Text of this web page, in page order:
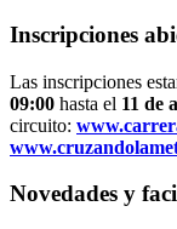
Inscripciones
Las inscripciones
09:00 hasta el 11 de
circuito:
Novedades y